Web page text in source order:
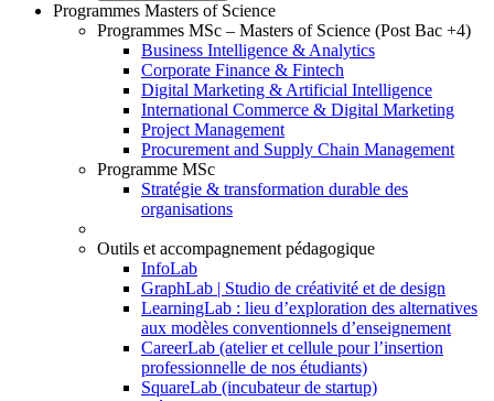
Programmes Masters of Science
Programmes MSc – Masters of Science (Post Bac +4)
Business Intelligence & Analytics
Corporate Finance & Fintech
Digital Marketing & Artificial Intelligence
International Commerce & Digital Marketing
Project Management
Procurement and Supply Chain Management
Programme MSc
Stratégie & transformation durable des
organisations
Outils et accompagnement pédagogique
InfoLab
GraphLab | Studio de créativité et de design
LearningLab : lieu d’exploration des alternatives
aux modèles conventionnels d’enseignement
CareerLab (atelier et cellule pour l’insertion
professionnelle de nos étudiants)
SquareLab (incubateur de startup)